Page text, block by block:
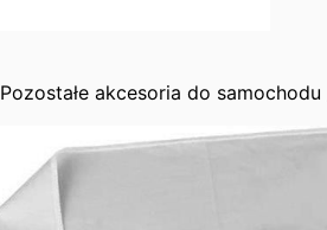
Pozostałe akcesoria do samochodu